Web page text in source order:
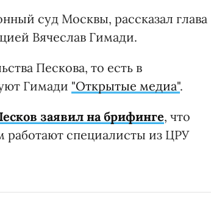
суд Москвы, рассказал глава
Вячеслав Гимади.
Пескова, то есть в
Гимади "Открытые медиа".
заявил на брифинге, что
работают специалисты из ЦРУ